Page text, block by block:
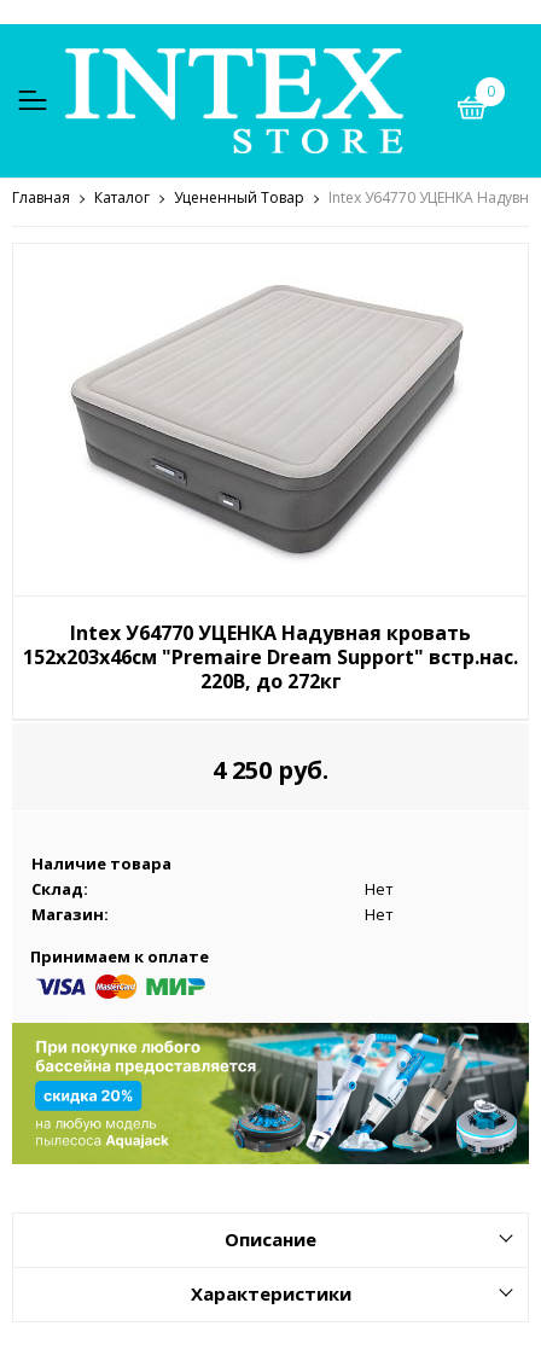
0
Главная Каталог Уцененный Товар Intex У64770 УЦЕНКА
Intex У64770 УЦЕНКА Надувная кровать
152х203х46см "Premaire Dream Support" встр.нас.
220В, до 272кг
4 250 руб.
Наличие товара
Склад:
Нет
Магазин:
Нет
Принимаем к оплате
Описание
Характеристики